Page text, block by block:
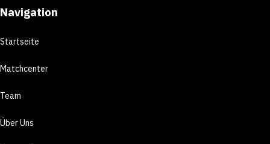
Navigation
Startseite
Matchcenter
Team
Über Uns